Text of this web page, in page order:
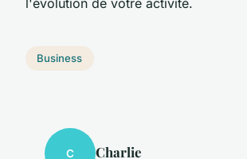
Business
C Charlie